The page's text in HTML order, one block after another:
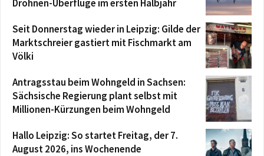
Drohnen-Überflüge im ersten Halbjahr
Seit Donnerstag wieder in Leipzig: Gilde der
Marktschreier gastiert mit Fischmarkt am
Völki
Antragsstau beim Wohngeld in Sachsen:
Sächsische Regierung plant selbst mit
Millionen-Kürzungen beim Wohngeld
Hallo Leipzig: So startet Freitag, der 7.
August 2026, ins Wochenende